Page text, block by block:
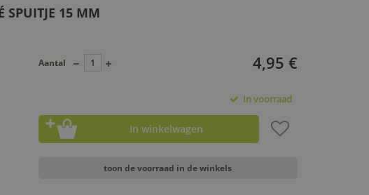
SPUITJE 15 MM
4,95 €
Aantal
In voorraad
In winkelwagen
toon de voorraad in de winkels